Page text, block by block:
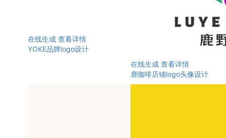
在线生成 查看详情
YOKE品牌logo设计
在线生成 查看详情
鹿咖啡店铺logo头像设计